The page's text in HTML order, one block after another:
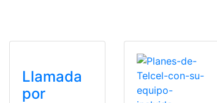
Llamada
por